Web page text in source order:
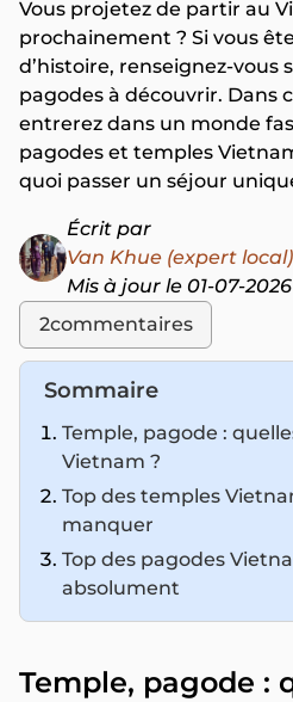
Vous projetez de partir au
prochainement ? Si vous
d’histoire, renseignez-vous
pagodes à découvrir. Dans
entrerez dans un monde
pagodes et temples
quoi passer un séjour
Écrit par
Van Khue (expert local)
Mis à jour le 01-07-2026
2commentaires
Sommaire
Temple, pagode :
Vietnam ?
Top des temples
manquer
Top des pagodes
absolument
Temple, pagode :